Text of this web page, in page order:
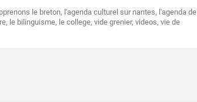
le breton, l'agenda culturel sur nantes, l'agenda de
, le bilinguisme, le college,vide grenier,videos,vie de